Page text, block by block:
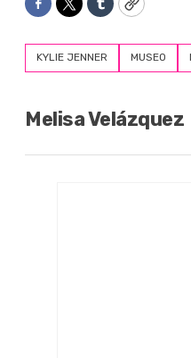
Facebook
TwitterTumblrCopy
KYLIE JENNER MUSEO
Melisa Velázquez